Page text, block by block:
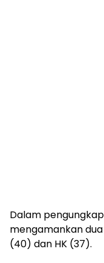
Dalam
mengamankan
(40) dan HK (37).